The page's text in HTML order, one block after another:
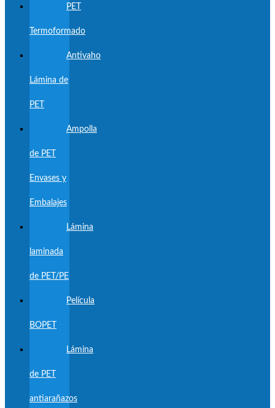
PET
Termoformado
Antivaho
Lámina de
PET
Ampolla
de PET
Envases y
Embalajes
Lámina
laminada
de PET/PE
Película
BOPET
Lámina
de PET
antiarañazos